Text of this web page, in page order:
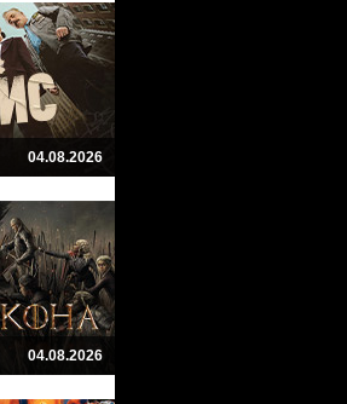
04.08.2026
04.08.2026